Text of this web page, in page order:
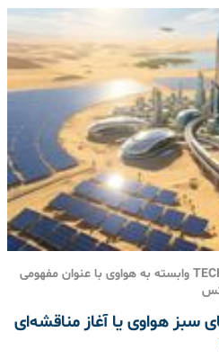
بازتاب پست حساب کاربری TECH4ALL وابسته به هواوی با عنوان مفهومی
سبز هواوی یا آغاز مناقشه‌ای